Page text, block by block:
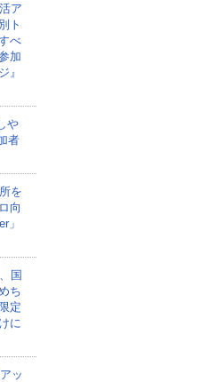
ア
ト
べ
加
』
や
者
を
向
」
国
ち
定
に
ッ